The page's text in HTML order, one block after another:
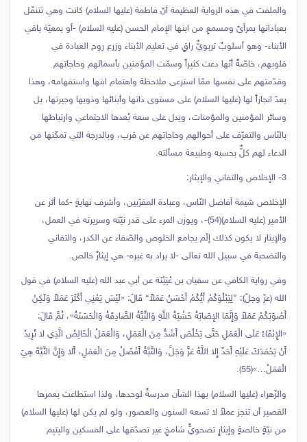
والملفت في هذه الرواية العظيمة أنّ فاطمة (عليها السلام) كانت وهي تتنفّل
بعباداتها بمرأىً ومسمعٍ من ابنها الإمام الحسن (عليه السلام) -أو بمعيّة باقي
الأبناء- وهو أسلوبٌ تربويٌّ راقٍ في تعليم الأبناء وزرع روح العبادة في
قلوبهم، خاصّةً أنّها دعت كثيراً وسمّت المؤمنين بأسمائهم وحاجاتهم
وقدّمتهم على نفسها ممّا استرعى ملاحظة واهتمام ابنها واستفهامه، وهذا
يعدّ انجازاً لها (عليها السلام) على مستوى ذاتها وأبنائها وذويها وجيرتها، بل
وسائر المؤمنين والمؤمنات، ويدل على سعة بُعدها الاجتماعي وارتباطها
بالنّاس والتعرّف على أحوالهم وحاجاتهم عن قرب، وبالدرجة التي تمكّنها من
الدعاء لهم كلٌّ بحسبه وطبيعة مسألته.
3- الإخلاص والتفاني والإيثار:
الإخلاص شيمة أفاضل النّاس، وعبادة المقرّبين، وأشرف نهايةٍ -كما أثر عن
الأمير (عليه السلام)(54)-، ويوزن المرء على قدر نيّته وسريرته في العمل،
والإيثار لا يكون كذلك إلّم يجامع الخلوص والصّفاء عن الكدر، والتفاني
والتضحية في سبيل الله تعالى -لا يراد به غيره- هي إيثارٌ خالص.
وفي رواية الكافي عن سفيان بن عُيَيْنَة عن أبي عبد الله (عليه السلام) في قول
الله (عزّ وجلّ): {لِيَبْلُوَكُمْ أَيُّكُمْ أَحْسَنُ عَمَلاً} قَالَ: «لَيْسَ يَعْنِي أَكْثَرَ عَمَلاً وَلَكِنْ
أَصْوَبَكُمْ عَمَلاً وَإِنَّمَا الإِصَابَةُ خَشْيَةُ اللَّهِ وَالنِّيَّةُ الصَّادِقَةُ وَالْحَسَنَةُ»، ثُمَّ قَالَ:
«الإِبْقَاءُ عَلَى الْعَمَلِ حَتَّى يَخْلُصَ أَشَدُّ مِنَ الْعَمَلِ، وَالْعَمَلُ الْخَالِصُ الَّذِي لا تُرِيدُ
أَنْ يَحْمَدَكَ عَلَيْهِ أَحَدٌ إِلا اللَّهُ عَزَّ وَجَلَّ، وَالنِّيَّةُ أَفْضَلُ مِنَ الْعَمَلِ، أَلا وَإِنَّ النِّيَّةَ هِيَ
الْعَمَلُ…»(55).
والزّهراء (عليها السلام) بهذا الشأن مدرسةٌ لوحدها، ولذا استطاعت بعمرها
القصير أن تنجز عملاً لا تسعه السنون والعصور، ولو لم يكن لها (عليها السلام)
من نيّةٍ خالصةٍ وإيثارٍ تضحويٍّ شامخٍ غير تصدّقها على المسكين واليتيم